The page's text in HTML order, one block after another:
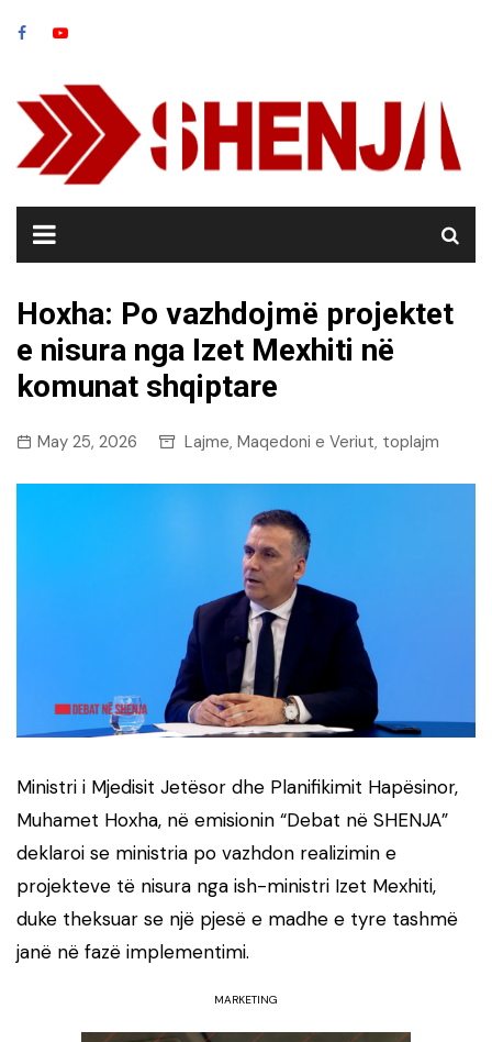
Hoxha: Po vazhdojmë projektet
e nisura nga Izet Mexhiti në
komunat shqiptare
May 25, 2026 Lajme, Maqedoni e Veriut, toplajm
Ministri i Mjedisit Jetësor dhe Planifikimit Hapësinor,
Muhamet Hoxha, në emisionin “Debat në SHENJA”
deklaroi se ministria po vazhdon realizimin e
projekteve të nisura nga ish-ministri Izet Mexhiti,
duke theksuar se një pjesë e madhe e tyre tashmë
janë në fazë implementimi.
MARKETING